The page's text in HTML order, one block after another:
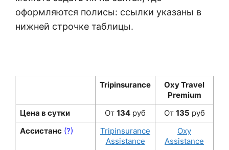
оформляются полисы: ссылки указаны в
нижней строчке таблицы.
Tripinsurance
Oxy Travel
Premium
Цена в сутки
От 134 руб От 135 руб
Ассистанс (?)
Tripinsurance
Assistance
Oxy
Assistance